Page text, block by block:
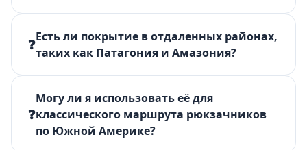
❓Есть ли покрытие в отдаленных районах,
таких как Патагония и Амазония?
❓
Могу ли я использовать её для
классического маршрута рюкзачников
по Южной Америке?